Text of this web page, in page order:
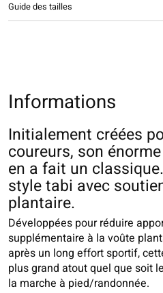
Guide des tailles
Informations
Initialement créées
coureurs, son
en a fait un
style tabi avec
plantaire.
Développées pour réduire
supplémentaire à la voûte
après un long effort sportif,
plus grand atout quel que soit
la marche à pied/randonnée.